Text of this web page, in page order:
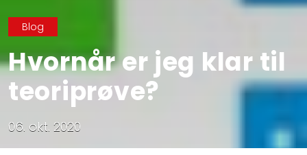
Blog
Hvornår er jeg klar til
teoriprøve?
06. okt. 2020